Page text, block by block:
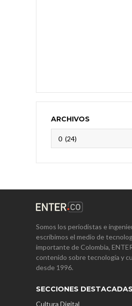
ARCHIVOS
Somos los periodistas e
escribimos el medio de
importante de Colombia,
contenido sobre tecnología y
desde 1996.
SECCIONES DESTACADAS
Cultura Digital